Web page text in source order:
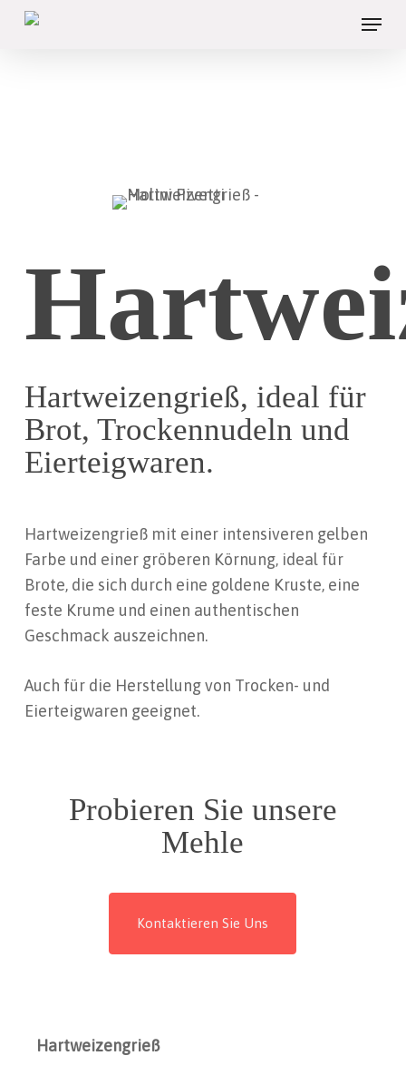
Skip
Menu
Hartweizengrieß, ideal für
Brot, Trockennudeln und
Eierteigwaren.
Hartweizengrieß mit einer intensiveren gelben
Farbe und einer gröberen Körnung, ideal für
Brote, die sich durch eine goldene Kruste, eine
feste Krume und einen authentischen
Geschmack auszeichnen.
Auch für die Herstellung von Trocken- und
Eierteigwaren geeignet.
Probieren Sie unsere
Mehle
Kontaktieren Sie Uns
Hartweizengrieß